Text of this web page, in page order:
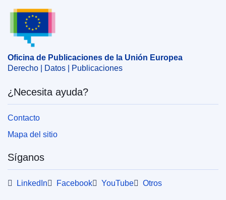
Tema:ayuda pública
Italia
CELEX : 52024AS110609
ELI :C/2024/1273/oj
IMMC : C(2024)467/3250089
Oficina de Publicaciones de la Unión Europea
Oficina de Publicaciones de la Unión Europea
Derecho | Datos | Publicaciones
¿Necesita ayuda?
Contacto
Mapa del sitio
Síganos
LinkedIn Facebook YouTube Otros